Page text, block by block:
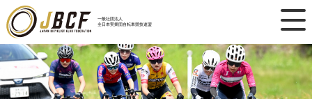
一般社団法人
全日本実業団自転車競技連盟
×
ニュース
レース日程